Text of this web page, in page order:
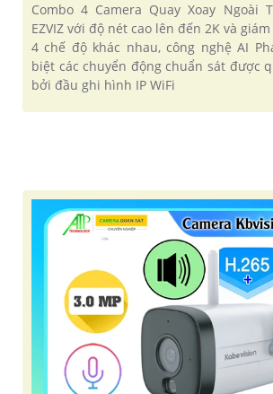
Combo 4 Camera Quay Xoay Ngoài
EZVIZ với độ nét cao lên đến 2K và
4 chế độ khác nhau, công nghệ AI
biệt các chuyển động chuẩn sát được
bởi đầu ghi hình IP WiFi